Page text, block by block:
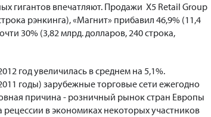
гигантов впечатляют. Продажи X5 Retail Group
рэнкинга), «Магнит» прибавил 46,9% (11,4
30% (3,82 млрд. долларов, 240 строка,
год увеличилась в среднем на 5,1%.
годы) зарубежные торговые сети ежегодно
причина - розничный рынок стран Европы
в экономиках некоторых участников